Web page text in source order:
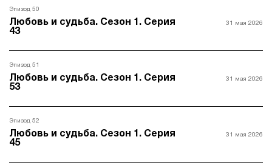
Эпизод 50
Любовь и судьба. Сезон 1. Серия
43
31 мая 2026
Эпизод 51
Любовь и судьба. Сезон 1. Серия
53
31 мая 2026
Эпизод 52
Любовь и судьба. Сезон 1. Серия
45
31 мая 2026